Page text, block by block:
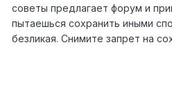
советы предлагает форум и
пытаешься сохранить иными
безликая. Снимите запрет на